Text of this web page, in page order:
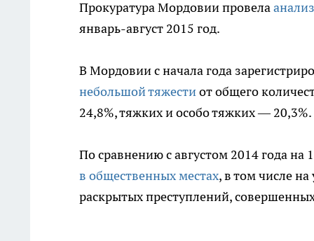
Прокуратура Мордовии провела
январь-август 2015 год.
В Мордовии с начала года
небольшой тяжестиот общего
24,8%, тяжких и особо тяжких — 20,3%.
По сравнению с августом 2014 года на
в общественных местах, в том числе
раскрытых преступлений,